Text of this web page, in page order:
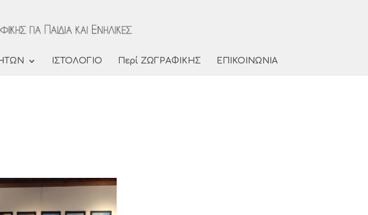
ΙΣΤΟΛΟΓΙΟ Περί ΖΩΓΡΑΦΙΚΗΣ ΕΠΙΚΟΙΝΩΝΙΑ